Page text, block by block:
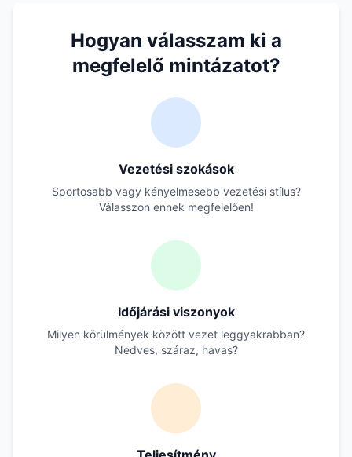
Hogyan válasszam ki a
megfelelő mintázatot?
Vezetési szokások
Sportosabb vagy kényelmesebb vezetési stílus?
Válasszon ennek megfelelően!
Időjárási viszonyok
Milyen körülmények között vezet leggyakrabban?
Nedves, száraz, havas?